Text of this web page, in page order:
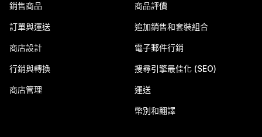
銷售商品
訂單與運送
商店設計
行銷與轉換
商店管理
商品評價
追加銷售和套裝組合
電子郵件行銷
搜尋引擎最佳化 (SEO)
運送
幣別和翻譯